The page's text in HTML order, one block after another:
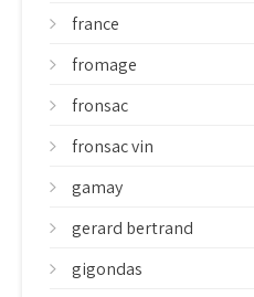
france
fromage
fronsac
fronsac vin
gamay
gerard bertrand
gigondas